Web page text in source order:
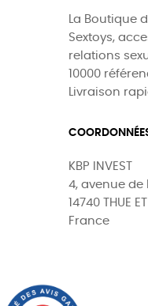
La Boutique
Sextoys,
relations
10000
Livraison
KBP INVEST
4, avenue de
14740 THUE
France